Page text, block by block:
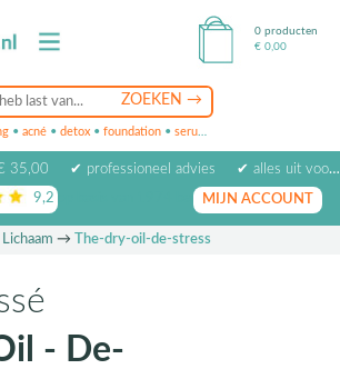
• acné • detox • foundation • serum
0 producten
€ 0,00
35,00 ✔ professioneel advies
✔ alles uit voorraad leverbaar
9,2 op basis van beoordelingen
MIJN ACCOUNT
Lichaam → The-dry-oil-de-stress
- De-